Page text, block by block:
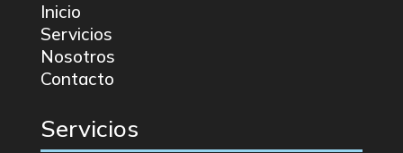
Inicio
Servicios
Nosotros
Contacto
Servicios